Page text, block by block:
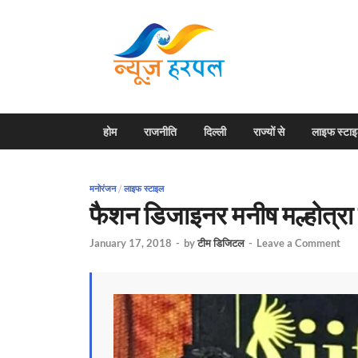
होम राजनीति दिल्ली राज्यों से लाइफ
मनोरंजन/ लाइफ स्टाइल
फैशन डिजाइनर मनीष मल्होत्रा
January 17, 2018 - byटीम डिजिटल - Leave a Comment